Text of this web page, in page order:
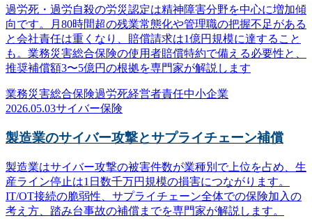
過労死・過労自殺の労災認定は精神障害分野を中心に増加傾
向です。月80時間超の残業常態化や管理職の把握不足がある
と会社責任は重くなり、賠償請求は1億円規模に達すること
も。業務災害総合保険の使用者賠償特約で備える必要性と、
推奨補償額3〜5億円の根拠を専門家が解説します
業務災害総合保険過労死経営者責任中小企業
2026.05.03サイバー保険
製造業のサイバー攻撃とサプライチェーン補償
製造業はサイバー攻撃の被害件数が業種別で上位を占め、生
産ライン停止は1日数千万円規模の損害につながります。
IT/OT接続の脆弱性、サプライチェーン全体での保険加入の
考え方、踏み台事故の補償までを専門家が解説します。